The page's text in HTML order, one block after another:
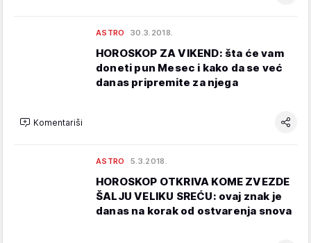
ASTRO 30.3.2018.
HOROSKOP ZA VIKEND: šta će vam
doneti pun Mesec i kako da se već
danas pripremite za njega
Komentariši
ASTRO 5.3.2018.
HOROSKOP OTKRIVA KOME ZVEZDE
ŠALJU VELIKU SREĆU: ovaj znak je
danas na korak od ostvarenja snova